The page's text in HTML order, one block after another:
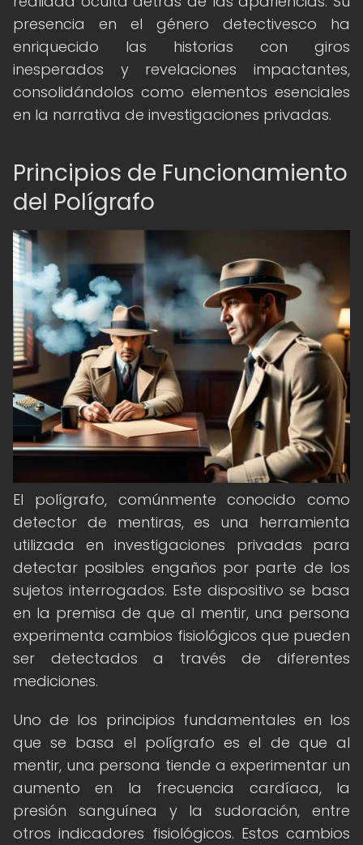
presencia en el género detectivesco ha
enriquecido las historias con giros
inesperados y revelaciones impactantes,
consolidándolos como elementos esenciales
en la narrativa de investigaciones privadas.
Principios de Funcionamiento
del Polígrafo
El polígrafo, comúnmente conocido como
detector de mentiras, es una herramienta
utilizada en investigaciones privadas para
detectar posibles engaños por parte de los
sujetos interrogados. Este dispositivo se basa
en la premisa de que al mentir, una persona
experimenta cambios fisiológicos que pueden
ser detectados a través de diferentes
mediciones.
Uno de los principios fundamentales en los
que se basa el polígrafo es el de que al
mentir, una persona tiende a experimentar un
aumento en la frecuencia cardíaca, la
presión sanguínea y la sudoración, entre
otros indicadores fisiológicos. Estos cambios